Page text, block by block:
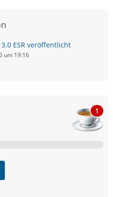
ESR veröffentlicht
um 19:16
1